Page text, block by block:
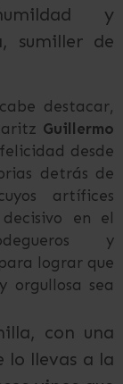
y
sumiller de
destacar,
Guillermo
desde
detrás de
artífices
en el
y
lograr que
orgullosa sea
con una
lo llevas a la